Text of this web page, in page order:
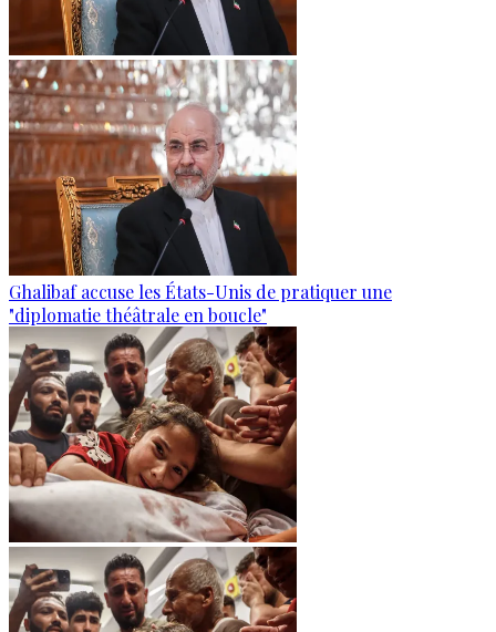
Ghalibaf accuse les États-Unis de pratiquer une
"diplomatie théâtrale en boucle"